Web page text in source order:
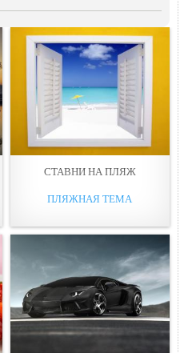
СТАВНИ НА ПЛЯЖ
ПЛЯЖНАЯ ТЕМА